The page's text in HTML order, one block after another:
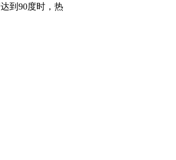
到90度时，热